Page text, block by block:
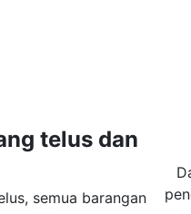
telus dan
semua barangan